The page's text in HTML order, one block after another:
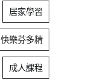
居家學習
快樂芬多精
成人課程